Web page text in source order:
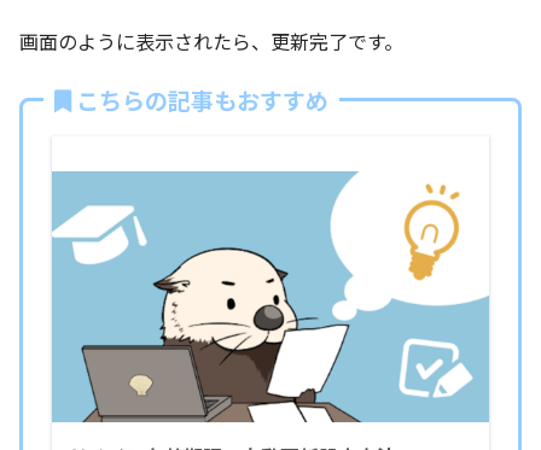
画面のように表示されたら、更新完了です。
こちらの記事もおすすめ